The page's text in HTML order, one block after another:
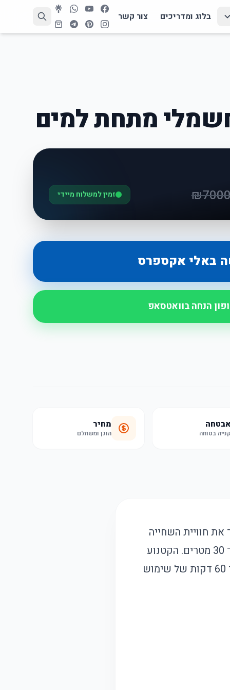
בלוג ומדריכים צור קשר
מתחת למים
₪ זמין למשלוח מיידי
באלי אקספרס
הנחה בוואטסאפ
בטוחה
מחיר
הוגן ומשתלם
חוויית השחייה
והצלילה במים. הוא מתאים לשימוש במים עמוקים ומסוגל להגיע לעומק של עד 30 מטרים. הקטנוע
מגיע עם שלוש מהירויות להתאמה אישית, ומערכת טעינה מהירה שמספקת עד 60 דקות של שימוש